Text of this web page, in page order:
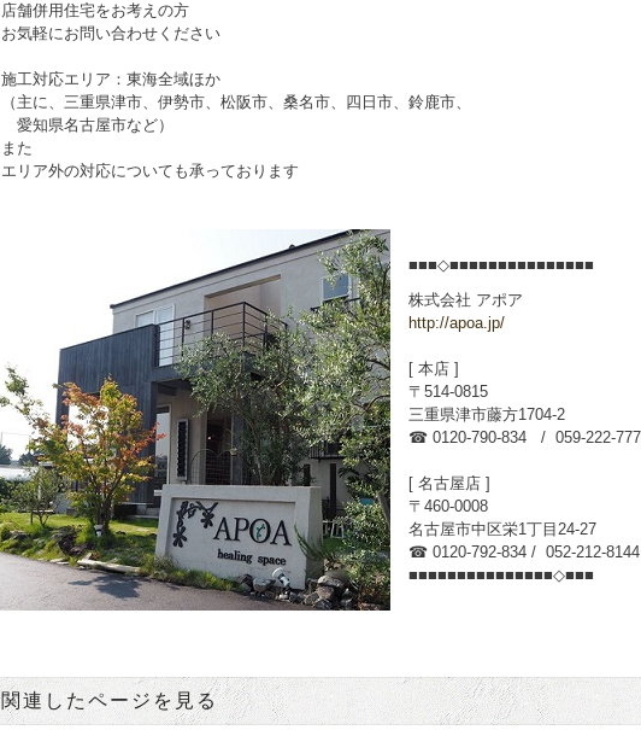
店舗併用住宅をお考えの方
お気軽にお問い合わせください
施工対応エリア：東海全域ほか
（主に、三重県津市、伊勢市、松阪市、桑名市、四日市、鈴鹿市、
愛知県名古屋市など）
また
エリア外の対応についても承っております
■■■◇■■■■■■■■■■■■■■■
株式会社 アポア
http://apoa.jp/
[ 本店 ]
〒514-0815
三重県津市藤方1704-2
☎ 0120-790-834 / 059-222-
[ 名古屋店 ]
〒460-0008
名古屋市中区栄1丁目24-27
☎ 0120-792-834 / 052-212-
■■■■■■■■■■■■■■■◇■■■
関連したページを見る